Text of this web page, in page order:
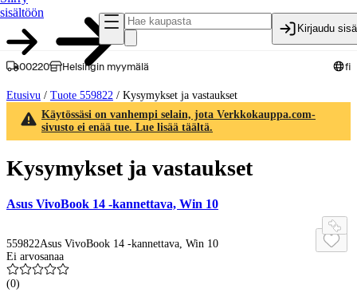
sisältöön
Kirjaudu
00220 Helsingin myymälä fi
Etusivu / Tuote 559822 / Kysymykset ja vastaukset
Käytössäsi on vanhempi selain, jota Verkkokauppa.com-
sivusto ei enää tue. Lue lisää täältä.
Kysymykset ja vastaukset
Asus VivoBook 14 -kannettava, Win 10
559822Asus VivoBook 14 -kannettava, Win 10
Ei arvosanaa
(0)